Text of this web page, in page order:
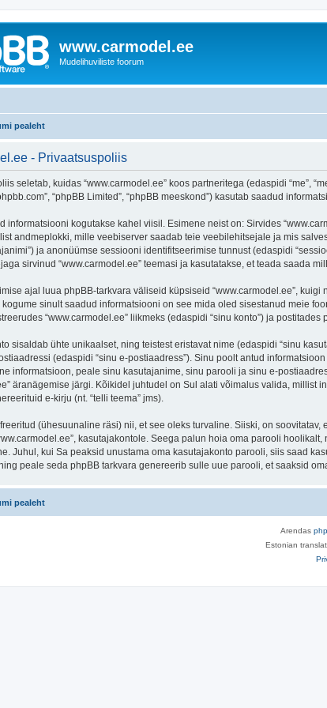
www.carmodel.ee
Mudelihuviliste foorum
pealeht
- Privaatsuspoliis
seletab, kuidas “www.carmodel.ee” koos partneritega (edaspidi “me”,
“phpBB Limited”, “phpBB meeskond”) kasutab saadud
informatsiooni kogutakse kahel viisil. Esimene neist on: Sirvides
andmeplokki, mille veebiserver saadab teie veebilehitsejale ja mis
ja anonüümse sessiooni identifitseerimise tunnust (edaspidi
sirvinud “www.carmodel.ee” teemasi ja kasutatakse, et teada saada
ajal luua phpBB-tarkvara väliseid küpsiseid “www.carmodel.ee”,
sinult saadud informatsiooni on see mida oled sisestanud meie
“www.carmodel.ee” liikmeks (edaspidi “sinu konto”) ja
sisaldab ühte unikaalset, ning teistest eristavat nime (edaspidi “sinu
(edaspidi “sinu e-postiaadress”). Sinu poolt antud
informatsioon, peale sinu kasutajanime, sinu parooli ja sinu e-
äranägemise järgi. Kõikidel juhtudel on Sul alati võimalus valida,
e-kirju (nt. “telli teema” jms).
(ühesuunaline räsi) nii, et see oleks turvaline. Siiski, on
kasutajakontole. Seega palun hoia oma parooli
Juhul, kui Sa peaksid unustama oma kasutajakonto parooli, siis saad
peale seda phpBB tarkvara genereerib sulle uue parooli, et saaksid
pealeht
Arendas
Estonian